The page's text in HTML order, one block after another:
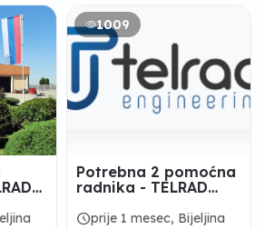
1009
Potrebna 2 pomoćna
radnika - TELRAD
scheduleprije 1 mesec, Bijeljina